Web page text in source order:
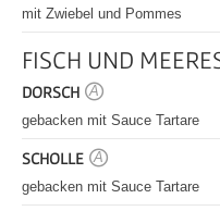
mit Zwiebel und Pommes
FISCH UND
DORSCH A
gebacken mit Sauce Tartare
SCHOLLE A
gebacken mit Sauce Tartare